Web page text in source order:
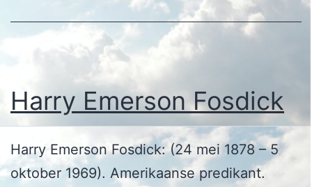
Harry Emerson Fosdick
Harry Emerson Fosdick: (24 mei 1878 – 5
oktober 1969). Amerikaanse predikant.